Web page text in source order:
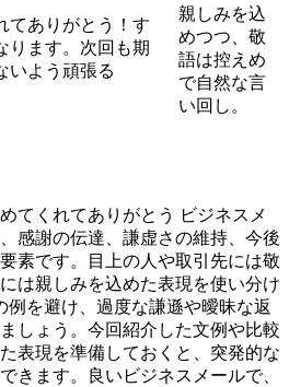
てありがとう！す
ります。次回も期
いよう頑張る
親しみを込
めつつ、敬
語は控えめ
で自然な言
い回し。
てくれてありがとう ビジネスメ
感謝の伝達、謙虚さの維持、今後
素です。目上の人や取引先には敬
は親しみを込めた表現を使い分け
例を避け、過度な謙遜や曖昧な返
しょう。今回紹介した文例や比較
表現を準備しておくと、突発的な
きます。良いビジネスメールで、